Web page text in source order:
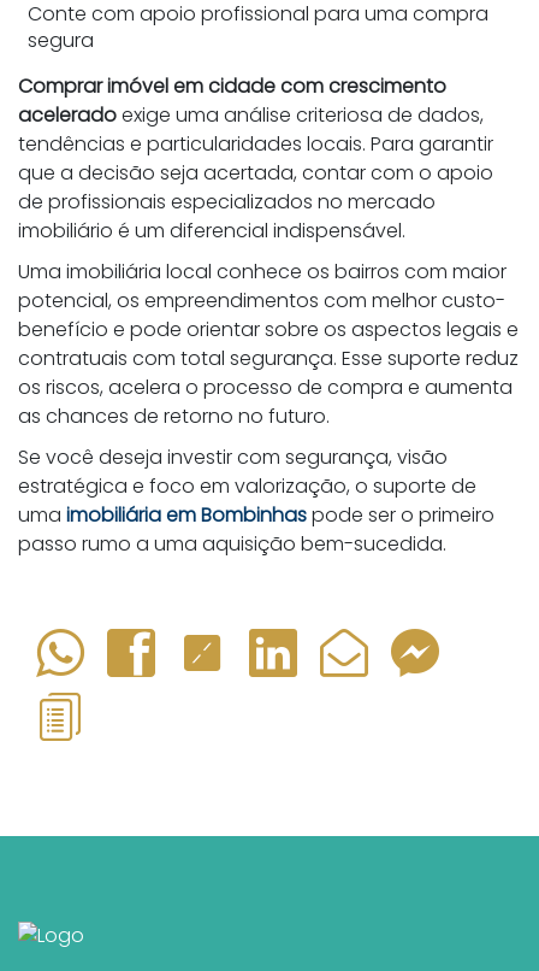
Conte com apoio profissional para uma compra
segura
Comprar imóvel em cidade com crescimento
aceleradoexige uma análise criteriosa de dados,
tendências e particularidades locais. Para garantir
que a decisão seja acertada, contar com o apoio
de profissionais especializados no mercado
imobiliário é um diferencial indispensável.
Uma imobiliária local conhece os bairros com maior
potencial, os empreendimentos com melhor custo-
benefício e pode orientar sobre os aspectos legais e
contratuais com total segurança. Esse suporte reduz
os riscos, acelera o processo de compra e aumenta
as chances de retorno no futuro.
Se você deseja investir com segurança, visão
estratégica e foco em valorização, o suporte de
uma imobiliária em Bombinhaspode ser o primeiro
passo rumo a uma aquisição bem-sucedida.